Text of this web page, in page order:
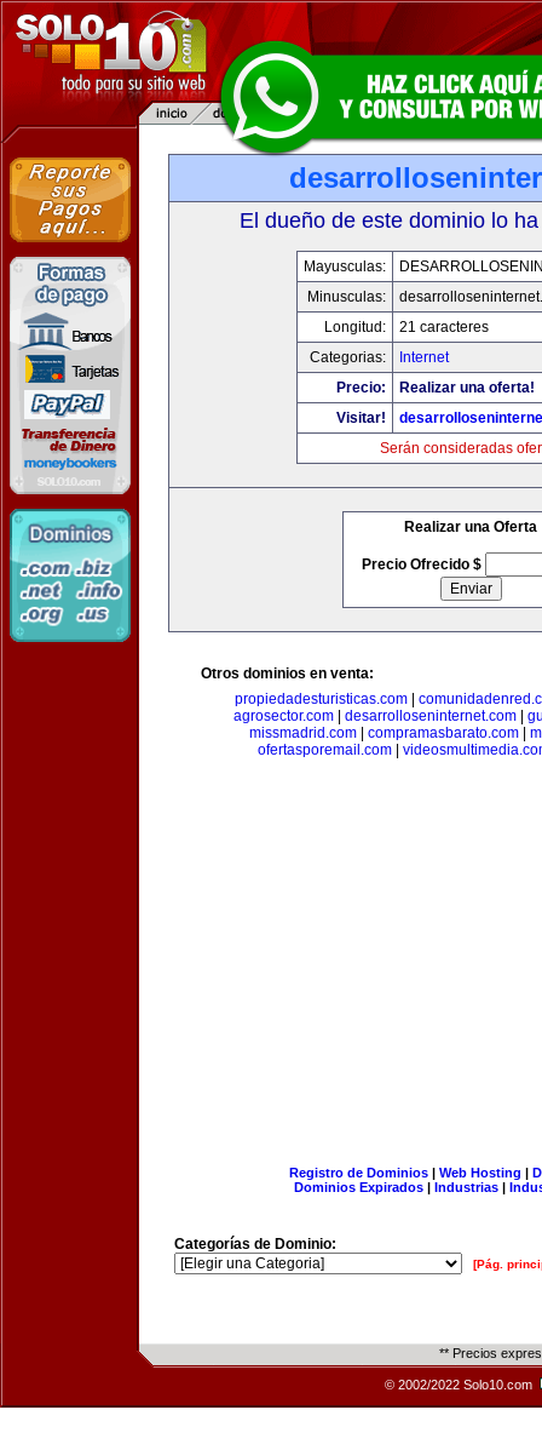
El dueño de este dominio lo
Mayusculas:
Minusculas:
Longitud:
21 caracteres
Categorias:
Internet
Precio:
Realizar una oferta!
Visitar!
Serán consideradas
Realizar una Oferta
Precio Ofrecido $
Otros dominios en venta:
propiedadesturisticas.com|
agrosector.com
desarrolloseninternet.com
missmadrid.com| compramasbarato.com|
ofertasporemail.com
Registro de Dominios| Web Hosting |
Dominios Expirados | Industrias |
Categorías de Dominio:
[Pág.
** Precios
© 2002/2022 Solo10.com